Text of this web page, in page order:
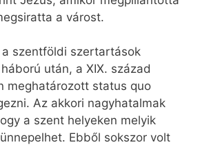
a várost.
szentföldi szertartások
után, a XIX. század
meghatározott status quo
Az akkori nagyhatalmak
a szent helyeken melyik
Ebből sokszor volt